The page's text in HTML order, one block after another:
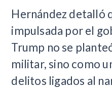
Hernández detalló
impulsada por el
Trump no se
militar, sino como
delitos ligados al